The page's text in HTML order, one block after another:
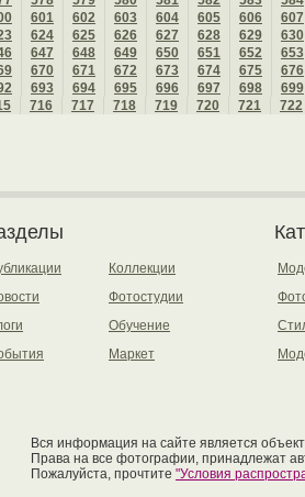
601 602 603 604 605 606
607
624 625 626 627 628 629
630
647 648 649 650 651 652
653
670 671 672 673 674 675
676
693 694 695 696 697 698
699
716 717 718 719 720 721 722
Коллекции
Фотостудии
Обучение
Маркет
Вся информация на сайте является
Права на все фотографии, принадлежат
Пожалуйста, прочтите "Условия